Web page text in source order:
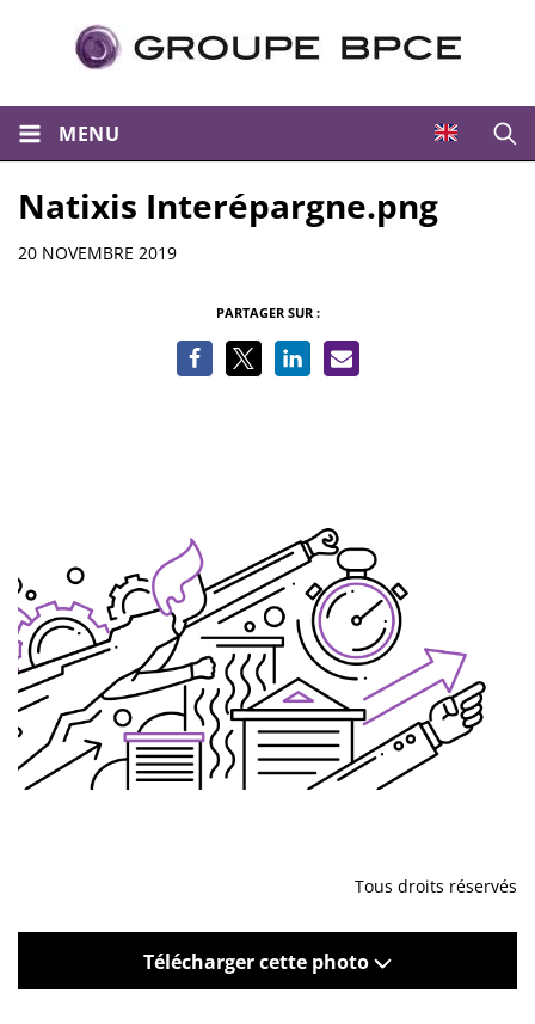
MENU
Natixis Interépargne.png
Informations
20 NOVEMBRE 2019
PARTAGER SUR :
Tous droits réservés
Télécharger cette photo